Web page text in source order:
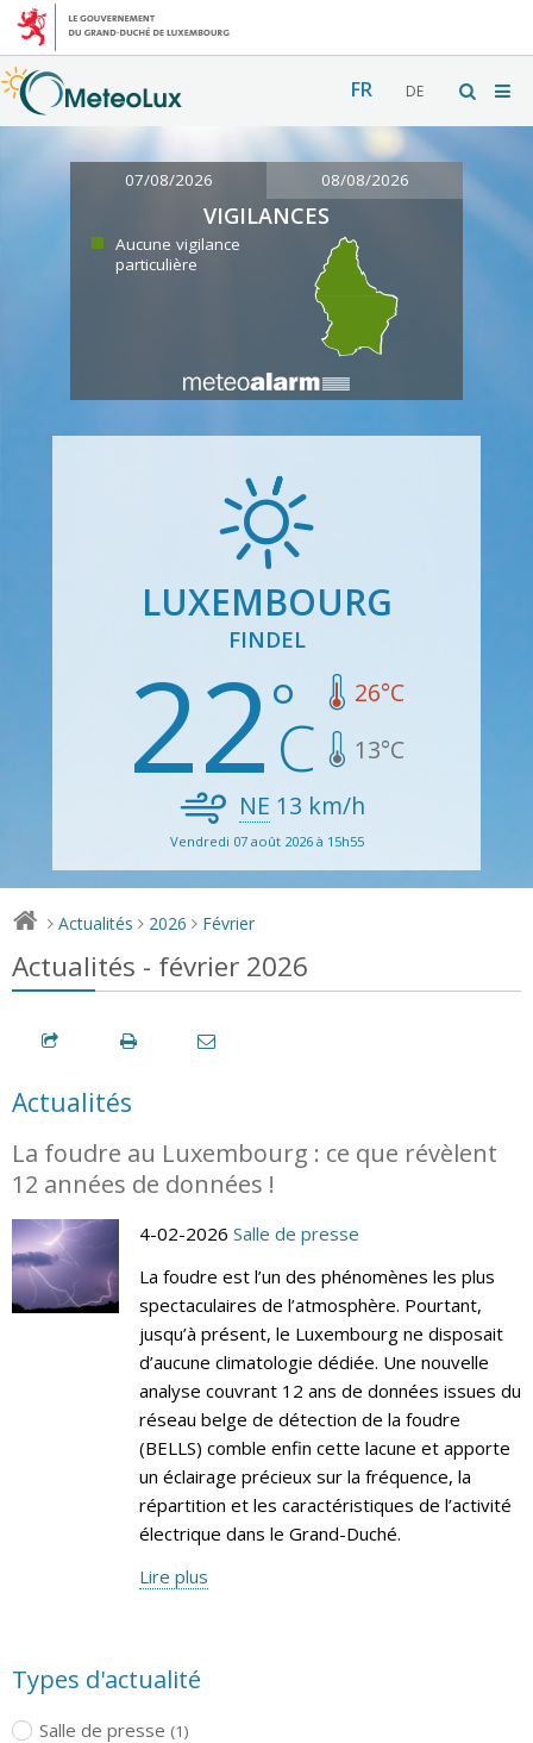
FR DE
07/08/2026 08/08/2026
VIGILANCES
Aucune vigilance
particulière
LUXEMBOURG
FINDEL
22 26°C
13°C
NE 13 km/h
Vendredi 07 août 2026 à 15h55
> Actualités > 2026 > Février
Actualités - février 2026
Actualités
La foudre au Luxembourg : ce que révèlent
12 années de données !
4-02-2026 Salle de presse
La foudre est l’un des phénomènes les plus
spectaculaires de l’atmosphère. Pourtant,
jusqu’à présent, le Luxembourg ne disposait
d’aucune climatologie dédiée. Une nouvelle
analyse couvrant 12 ans de données issues du
réseau belge de détection de la foudre
(BELLS) comble enfin cette lacune et apporte
un éclairage précieux sur la fréquence, la
répartition et les caractéristiques de l’activité
électrique dans le Grand-Duché.
Lire plus
Types d'actualité
Salle de presse (1)